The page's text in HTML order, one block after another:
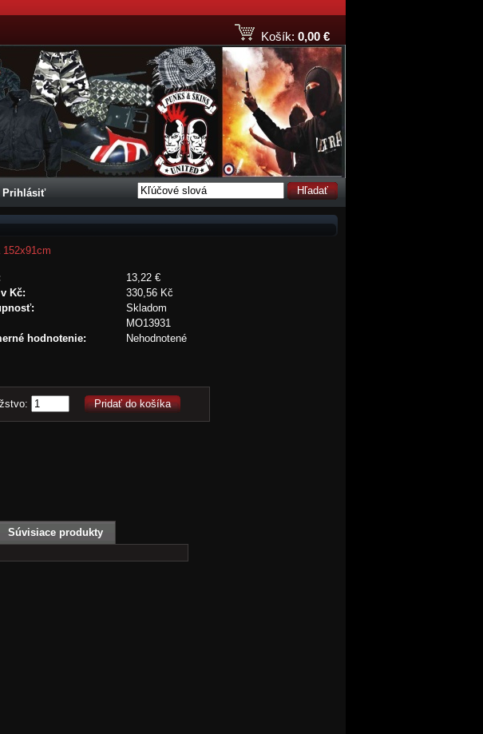
Košík: 0,00 €
Prihlásiť Hľadať
13,22 €
Kč:
330,56 Kč
Skladom
MO13931
hodnotenie:
Nehodnotené
Pridať do košíka
Súvisiace produkty